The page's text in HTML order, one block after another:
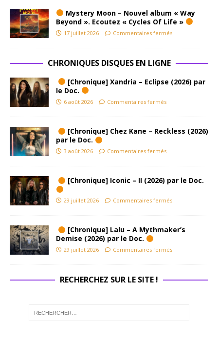
Mystery Moon – Nouvel album « Way
Beyond ». Ecoutez « Cycles Of Life »
17 juillet 2026 Commentaires fermés
CHRONIQUES DISQUES EN LIGNE
[Chronique] Xandria – Eclipse (2026) par
le Doc.
6 août 2026 Commentaires fermés
[Chronique] Chez Kane – Reckless (2026)
par le Doc.
3 août 2026 Commentaires fermés
[Chronique] Iconic – II (2026) par le Doc.
29 juillet 2026 Commentaires fermés
[Chronique] Lalu – A Mythmaker’s
Demise (2026) par le Doc.
29 juillet 2026 Commentaires fermés
RECHERCHEZ SUR LE SITE !